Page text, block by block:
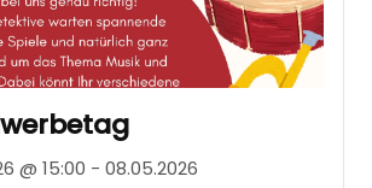
@ 15:00 - 08.05.2026